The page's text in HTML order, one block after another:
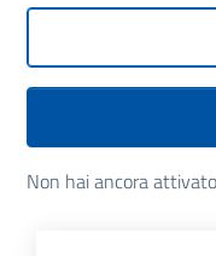
Non hai ancora